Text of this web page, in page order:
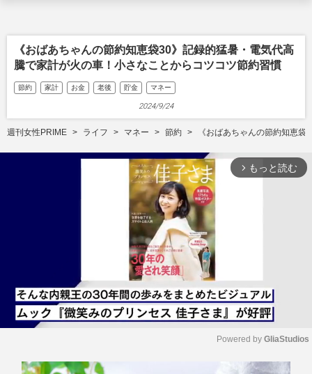
《おばあちゃんの節約知恵袋30》記録的猛暑・電気代高
騰で家計が火の車！小さなことからコツコツ節約習慣
節約 家計 お金 老後 貯金 マネー
2024/9/24
週刊女性PRIME ライフ マネー 節約 《おばあちゃんの節約知恵
arrow_forward_ios もっと読む
Powered by GliaStudios